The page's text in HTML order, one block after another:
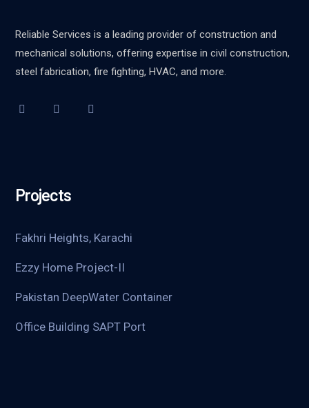
Reliable Services is a leading provider of construction and
mechanical solutions, offering expertise in civil construction,
steel fabrication, fire fighting, HVAC, and more.
Projects
Fakhri Heights, Karachi
Ezzy Home Project-II
Pakistan DeepWater Container
Office Building SAPT Port